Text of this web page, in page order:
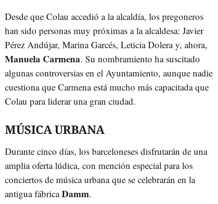
Desde que Colau accedió a la alcaldía, los pregoneros
han sido personas muy próximas a la alcaldesa: Javier
Pérez Andújar, Marina Garcés, Leticia Dolera y, ahora,
Manuela Carmena. Su nombramiento ha suscitado
algunas controversias en el Ayuntamiento, aunque nadie
cuestiona que Carmena está mucho más capacitada que
Colau para liderar una gran ciudad.
MÚSICA URBANA
Durante cinco días, los barceloneses disfrutarán de una
amplia oferta lúdica, con mención especial para los
conciertos de música urbana que se celebrarán en la
antigua fábricaDamm.